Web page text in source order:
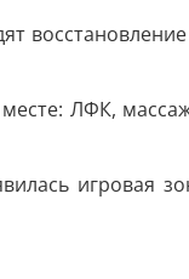
ЛФК,
игровая